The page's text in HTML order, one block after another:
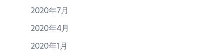
2020年7月
2020年4月
2020年1月